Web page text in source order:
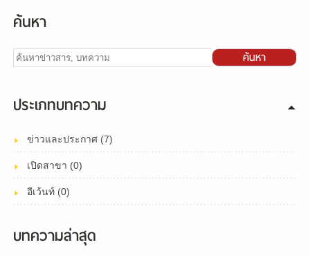
ค้นหา
ค้นหา
ประเภทบทความ
ข่าวและประกาศ (7)
เปิดสาขา (0)
อีเว้นท์ (0)
บทความล่าสุด